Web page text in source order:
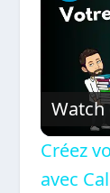
Watch
Créez
avec